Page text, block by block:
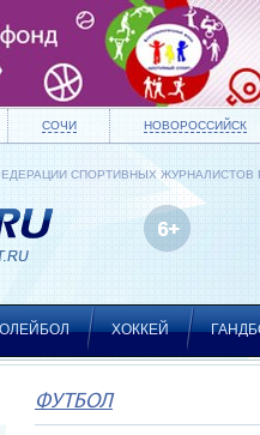
СОЧИ НОВОРОССИЙСК
СПОРТИВНЫХ ЖУРНАЛИСТОВ
ХОККЕЙ
ФУТБОЛ